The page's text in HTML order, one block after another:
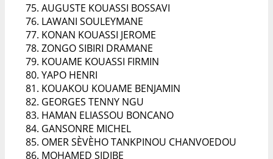
AUGUSTE KOUASSI BOSSAVI
LAWANI SOULEYMANE
KONAN KOUASSI JEROME
ZONGO SIBIRI DRAMANE
KOUAME KOUASSI FIRMIN
YAPO HENRI
KOUAKOU KOUAME BENJAMIN
GEORGES TENNY NGU
HAMAN ELIASSOU BONCANO
GANSONRE MICHEL
OMER SÈVÈHO TANKPINOU CHANVOEDOU
MOHAMED SIDIBE